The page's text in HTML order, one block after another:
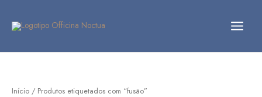
content
Início / Produtos etiquetados com “fusão”